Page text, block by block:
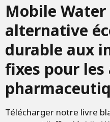
Mobile Water
alternative
durable aux
fixes pour
Télécharger notre livre